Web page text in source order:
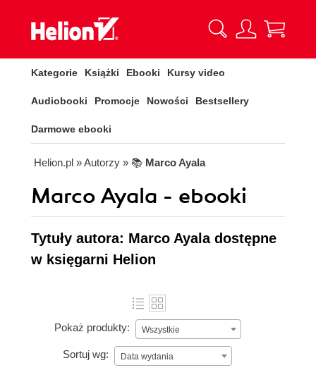
Kategorie Książki Ebooki Kursy video
Audiobooki Promocje Nowości Bestsellery
Darmowe ebooki
Helion.pl » Autorzy » 📚 Marco Ayala
Marco Ayala - ebooki
Tytuły autora: Marco Ayala dostępne
w księgarni Helion
Pokaż produkty: Wszystkie
Sortuj wg: Data wydania